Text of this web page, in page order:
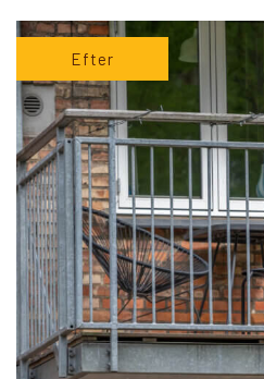
Efter